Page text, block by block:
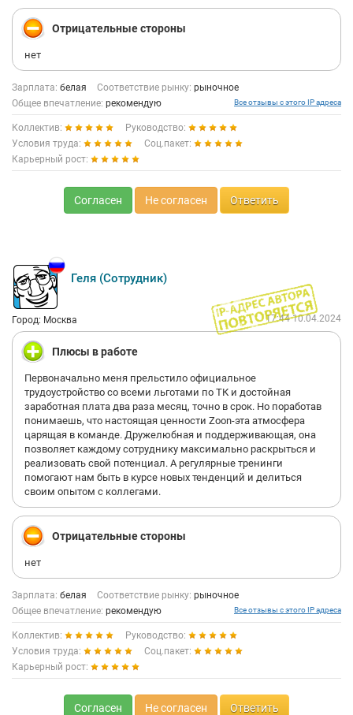
Отрицательные стороны
нет
Зарплата: белая Соответствие рынку: рыночное
Общее впечатление: рекомендую Все отзывы с этого IP адреса
Коллектив:
Руководство:
Условия труда:
Соц.пакет:
Карьерный рост:
Согласен Не согласен Ответить
Геля (Сотрудник)
Город: Москва 17:44 10.04.2024
Плюсы в работе
Первоначально меня прельстило официальное
трудоустройство со всеми льготами по ТК и достойная
заработная плата два раза месяц, точно в срок. Но поработав
понимаешь, что настоящая ценности Zoon-эта атмосфера
царящая в команде. Дружелюбная и поддерживающая, она
позволяет каждому сотруднику максимально раскрыться и
реализовать свой потенциал. А регулярные тренинги
помогают нам быть в курсе новых тенденций и делиться
своим опытом с коллегами.
Отрицательные стороны
нет
Зарплата: белая Соответствие рынку: рыночное
Общее впечатление: рекомендую Все отзывы с этого IP адреса
Коллектив:
Руководство:
Условия труда:
Соц.пакет:
Карьерный рост:
Согласен Не согласен Ответить